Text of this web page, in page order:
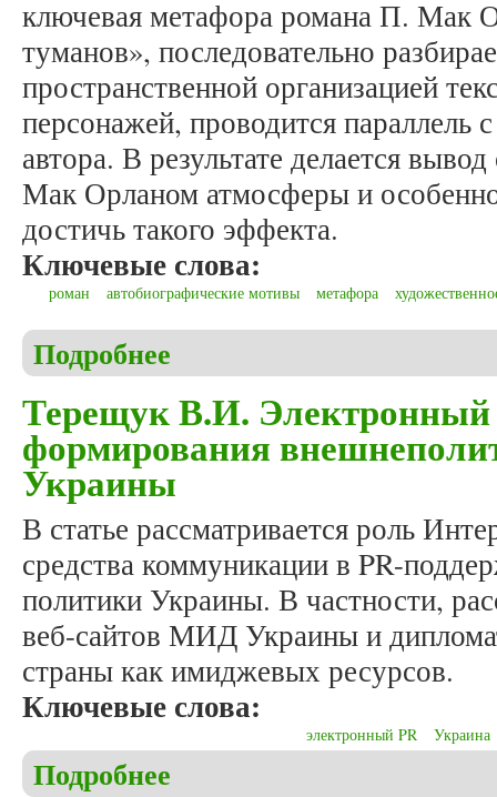
ключевая метафора романа П. Мак
туманов», последовательно
пространственной организацией
персонажей, проводится параллель
автора. В результате делается
Мак Орланом атмосферы и
достичь такого эффекта.
Ключевые слова:
роман автобиографические мотивы метафора
Подробнее
Терещук В.И. Электронный
формирования
Украины
В статье рассматривается роль
средства коммуникации в PR-
политики Украины. В частности,
веб-сайтов МИД Украины и
страны как имиджевых ресурсов.
Ключевые слова:
электронный PR Украина
Подробнее